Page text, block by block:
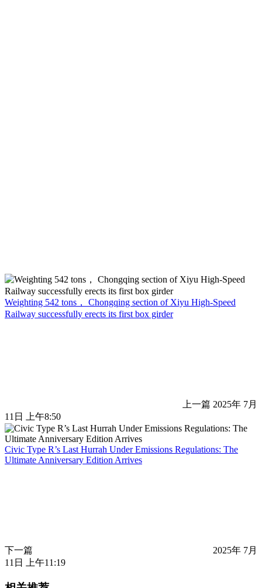
Weighting 542 tons， Chongqing section of Xiyu High-Speed
Railway successfully erects its first box girder
上一篇 2025年 7月
11日 上午8:50
Civic Type R’s Last Hurrah Under Emissions Regulations: The
Ultimate Anniversary Edition Arrives
下一篇
2025年 7月
11日 上午11:19